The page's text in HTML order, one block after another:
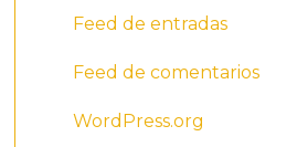
Feed de entradas
Feed de comentarios
WordPress.org